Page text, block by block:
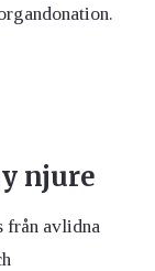
njure
från avlidna